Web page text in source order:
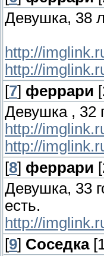
Девушка, 38
http://
http://
[7] феррари
Девушка , 32
http://
http://
[8] феррари
Девушка, 33
есть.
http://
[9] Соседка